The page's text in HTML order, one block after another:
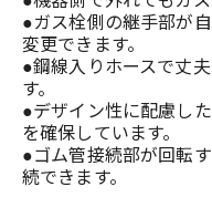
●ガス栓側の継手部が
変更できます。
●鋼線入りホースで丈
す。
●デザイン性に配慮し
を確保しています。
●ゴム管接続部が回転
続できます。